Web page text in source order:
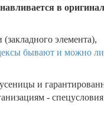
в
элемента),
бывают и можно
и
-